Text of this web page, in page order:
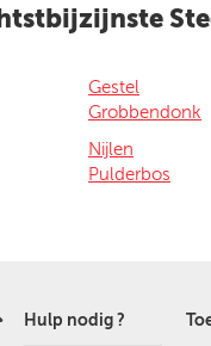
Gestel
Grobbendonk
Nijlen
Pulderbos
Hulp nodig ?